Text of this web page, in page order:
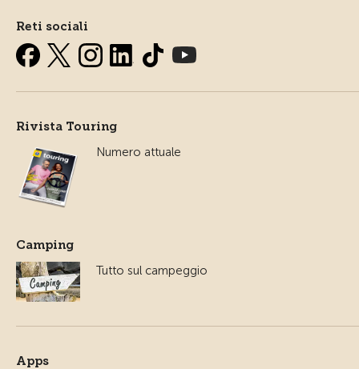
Reti sociali
Rivista Touring
Numero attuale
Camping
Tutto sul campeggio
Apps